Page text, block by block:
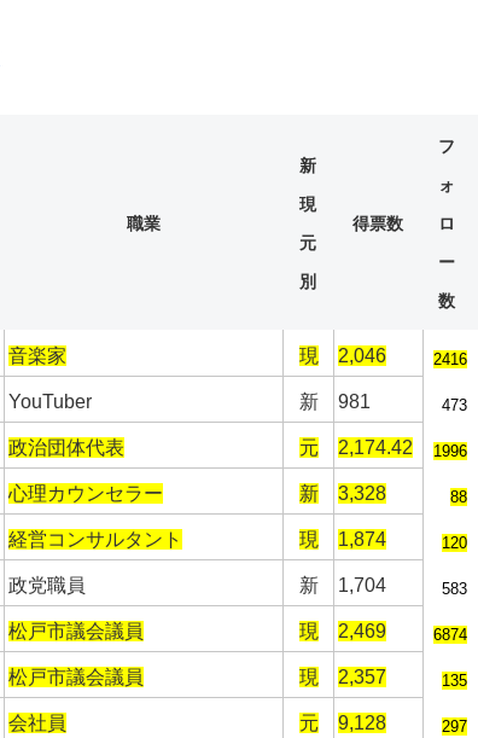
職業
新
現
元
別
得票数
フ
ォ
ロ
ー
数
音楽家 現 2,046 2416
YouTuber 新 981 473
政治団体代表 元 2,174.42 1996
心理カウンセラー 新 3,328 88
経営コンサルタント 現 1,874 120
政党職員 新 1,704 583
松戸市議会議員 現 2,469 6874
松戸市議会議員 現 2,357 135
会社員 元 9,128 297